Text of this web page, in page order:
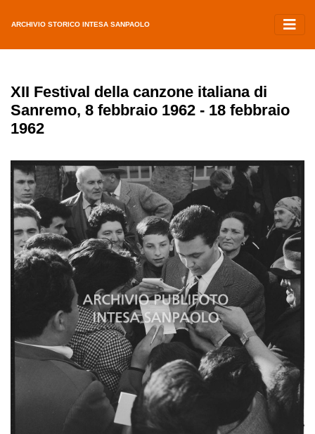
ARCHIVIO STORICO INTESA SANPAOLO
XII Festival della canzone italiana di
Sanremo, 8 febbraio 1962 - 18 febbraio
1962